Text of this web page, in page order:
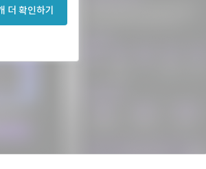
더 확인하기